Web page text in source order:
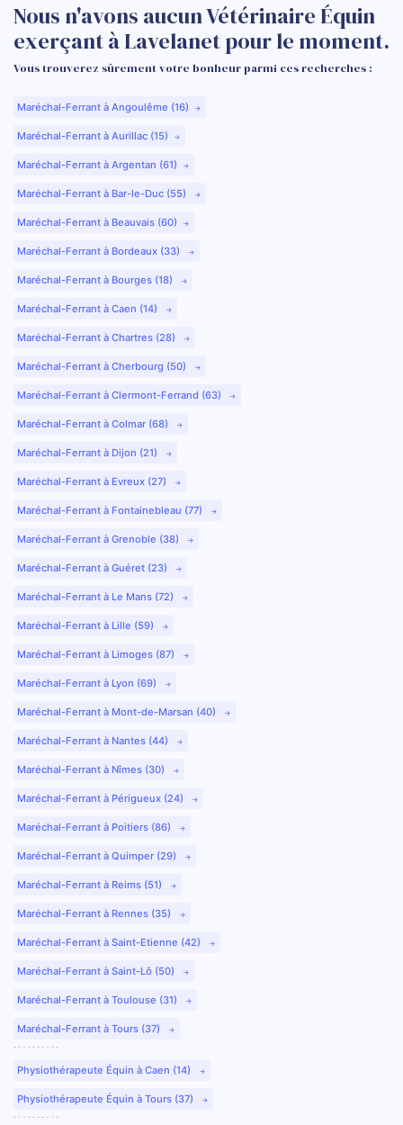
Nous n'avons aucun Vétérinaire Équin
exerçant à Lavelanet pour le moment.
Vous trouverez sûrement votre bonheur parmi ces recherches :
Maréchal-Ferrant à Angoulême (16)
Maréchal-Ferrant à Aurillac (15)
Maréchal-Ferrant à Argentan (61)
Maréchal-Ferrant à Bar-le-Duc (55)
Maréchal-Ferrant à Beauvais (60)
Maréchal-Ferrant à Bordeaux (33)
Maréchal-Ferrant à Bourges (18)
Maréchal-Ferrant à Caen (14)
Maréchal-Ferrant à Chartres (28)
Maréchal-Ferrant à Cherbourg (50)
Maréchal-Ferrant à Clermont-Ferrand (63)
Maréchal-Ferrant à Colmar (68)
Maréchal-Ferrant à Dijon (21)
Maréchal-Ferrant à Evreux (27)
Maréchal-Ferrant à Fontainebleau (77)
Maréchal-Ferrant à Grenoble (38)
Maréchal-Ferrant à Guéret (23)
Maréchal-Ferrant à Le Mans (72)
Maréchal-Ferrant à Lille (59)
Maréchal-Ferrant à Limoges (87)
Maréchal-Ferrant à Lyon (69)
Maréchal-Ferrant à Mont-de-Marsan (40)
Maréchal-Ferrant à Nantes (44)
Maréchal-Ferrant à Nîmes (30)
Maréchal-Ferrant à Périgueux (24)
Maréchal-Ferrant à Poitiers (86)
Maréchal-Ferrant à Quimper (29)
Maréchal-Ferrant à Reims (51)
Maréchal-Ferrant à Rennes (35)
Maréchal-Ferrant à Saint-Etienne (42)
Maréchal-Ferrant à Saint-Lô (50)
Maréchal-Ferrant à Toulouse (31)
Maréchal-Ferrant à Tours (37)
Physiothérapeute Équin à Caen (14)
Physiothérapeute Équin à Tours (37)